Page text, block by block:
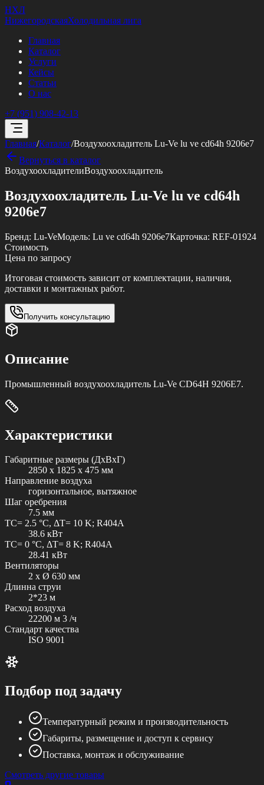
НХЛ
НижегородскаяХолодильная лига
Главная
Каталог
Услуги
Кейсы
Статьи
О нас
+7 (951) 908-42-13
Главная/Каталог/Воздухоохладитель Lu-Ve lu ve cd64h 9206e7
Вернуться в каталог
ВоздухоохладителиВоздухоохладитель
Воздухоохладитель Lu-Ve lu ve cd64h
9206e7
Бренд: Lu-VeМодель: Lu ve cd64h 9206e7Карточка: REF-01924
Стоимость
Цена по запросу
Итоговая стоимость зависит от комплектации, наличия,
доставки и монтажных работ.
Получить консультацию
Описание
Промышленный воздухоохладитель Lu-Ve CD64H 9206E7.
Характеристики
Габаритные размеры (ДxВxГ)
2850 x 1825 x 475 мм
Направление воздуха
горизонтальное, вытяжное
Шаг оребрения
7.5 мм
TC= 2.5 °C, ΔT= 10 K; R404A
38.6 кВт
TC= 0 °C, ΔT= 8 K; R404A
28.41 кВт
Вентиляторы
2 x Ø 630 мм
Длинна струи
2*23 м
Расход воздуха
22200 м 3 /ч
Стандарт качества
ISO 9001
Подбор под задачу
Температурный режим и производительность
Габариты, размещение и доступ к сервису
Поставка, монтаж и обслуживание
Смотреть другие товары